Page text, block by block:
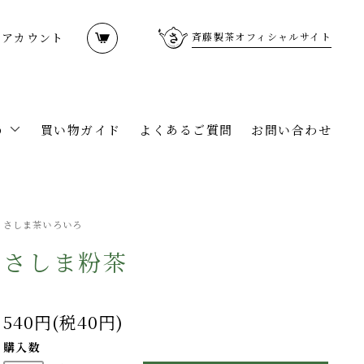
カウント 斉藤製茶オフィシャルサイト
買い物ガイド よくあるご質問 お問い合わせ
さしま茶いろいろ
さしま粉茶
540円(税40円)
購入数